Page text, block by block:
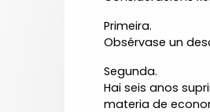
Primeira.
Obsérvase un
Segunda.
Hai seis anos
materia de